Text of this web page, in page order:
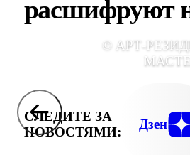
расшифруют
© АРТ-
СЛЕДИТЕ ЗА
НОВОСТЯМИ:
Дзен